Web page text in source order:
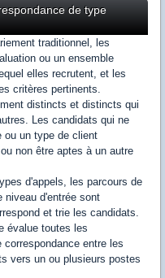
de type
traditionnel, les
ou un ensemble
elles recrutent, et les
critères pertinents.
distincts et distincts qui
Les candidats qui ne
ou un type de client
non être aptes à un autre
d'appels, les parcours de
niveau d'entrée sont
et trie les candidats.
évalue toutes les
entre les
vers un ou plusieurs postes